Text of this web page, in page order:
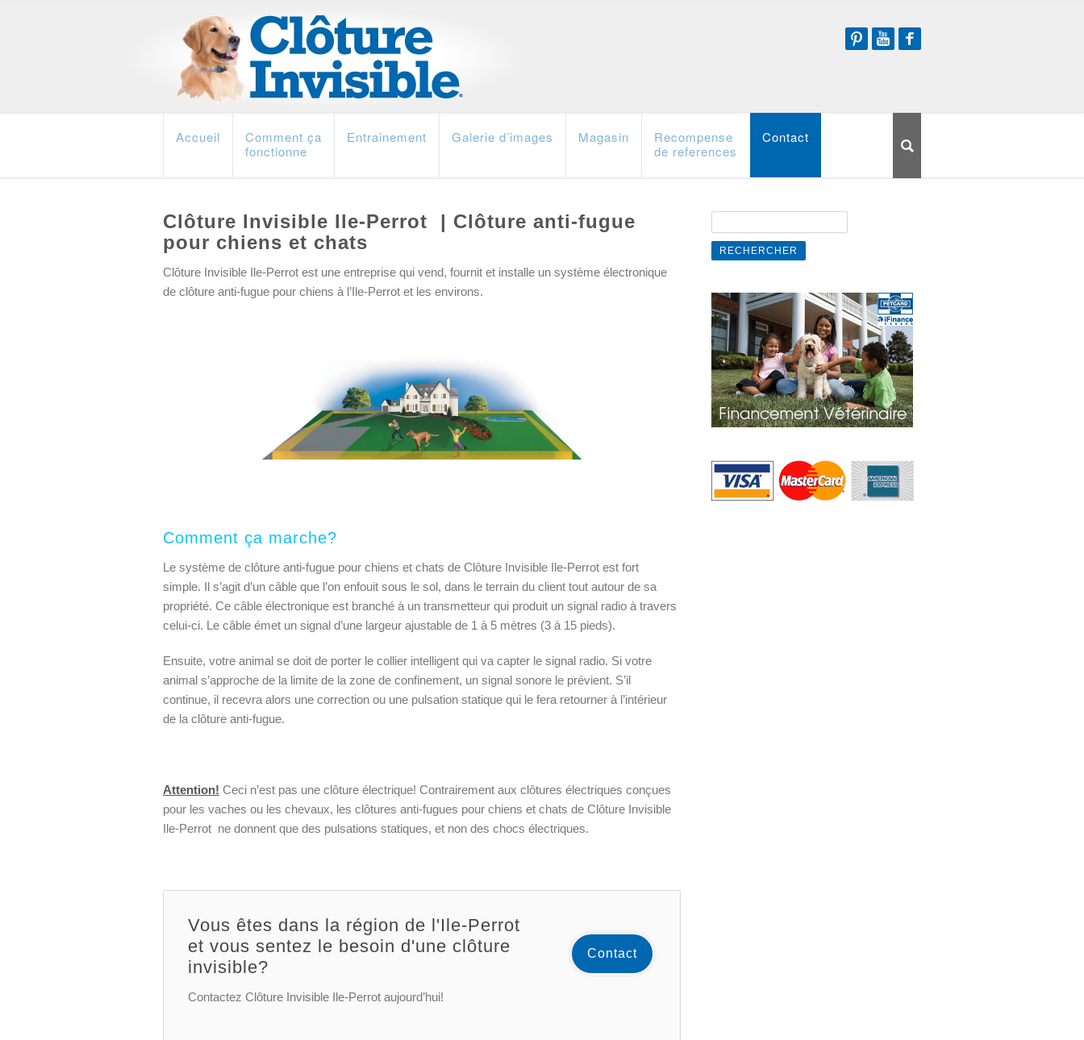
Youtube
Pinterest
Accueil
Comment ça
fonctionne
Entrainement Galerie d’images Magasin
Recompense
de references
Contact
Clôture Invisible Ile-Perrot | Clôture anti-fugue
pour chiens et chats
Clôture Invisible Ile-Perrot est une entreprise qui vend, fournit et installe un système électronique
de clôture anti-fugue pour chiens à l’Ile-Perrot et les environs.
Comment ça marche?
Le système de clôture anti-fugue pour chiens et chats de Clôture Invisible Ile-Perrot est fort
simple. Il s’agit d’un câble que l’on enfouit sous le sol, dans le terrain du client tout autour de sa
propriété. Ce câble électronique est branché à un transmetteur qui produit un signal radio à travers
celui-ci. Le câble émet un signal d’une largeur ajustable de 1 à 5 mètres (3 à 15 pieds).
Ensuite, votre animal se doit de porter le collier intelligent qui va capter le signal radio. Si votre
animal s’approche de la limite de la zone de confinement, un signal sonore le prévient. S’il
continue, il recevra alors une correction ou une pulsation statique qui le fera retourner à l’intérieur
de la clôture anti-fugue.
Attention! Ceci n’est pas une clôture électrique! Contrairement aux clôtures électriques conçues
pour les vaches ou les chevaux, les clôtures anti-fugues pour chiens et chats de Clôture Invisible
Ile-Perrot ne donnent que des pulsations statiques, et non des chocs électriques.
Vous êtes dans la région de l'Ile-Perrot
et vous sentez le besoin d'une clôture
invisible?
Contactez Clôture Invisible Ile-Perrot aujourd’hui!
Contact